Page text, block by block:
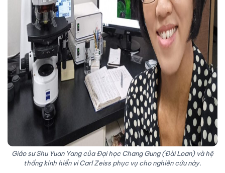
Giáo sư Shu Yuan Yang của Đại học Chang Gung (Đài Loan) và hệ
thống kính hiển vi Carl Zeiss phục vụ cho nghiên cứu này.